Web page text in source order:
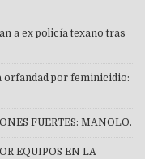
a ex policía texano tras
orfandad por feminicidio:
FUERTES: MANOLO.
EQUIPOS EN LA